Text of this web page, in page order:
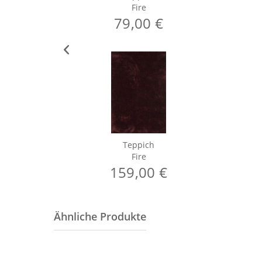
Fire
79,00 €
Teppich
Fire
159,00 €